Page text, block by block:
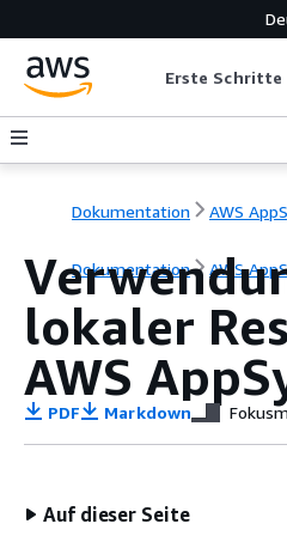
Erste Schritte
Dokumentation AWS
Dokumentation AWS
lokaler
AWS
PDF Markdown
Auf dieser Seite